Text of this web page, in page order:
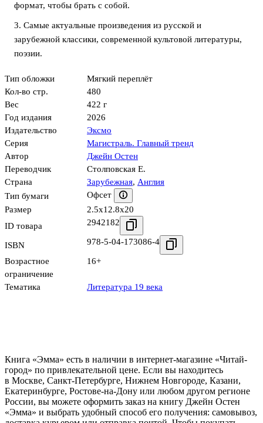
формат, чтобы брать с собой.
3. Самые актуальные произведения из русской и
зарубежной классики, современной культовой литературы,
поэзии.
Тип обложки
Мягкий переплёт
Кол-во стр.
480
Вес
422 г
Год издания
2026
Издательство
Эксмо
Серия
Магистраль. Главный тренд
Автор
Джейн Остен
Переводчик
Столповская Е.
Страна
Зарубежная, Англия
Тип бумаги
Офсет
Размер
2.5x12.8x20
ID товара
2942182
ISBN 978-5-04-173086-4
Возрастное
ограничение
16+
Тематика Литература 19 века
Книга «Эмма» есть в наличии в интернет-магазине «Читай-
город» по привлекательной цене. Если вы находитесь
в Москве, Санкт-Петербурге, Нижнем Новгороде, Казани,
Екатеринбурге, Ростове-на-Дону или любом другом регионе
России, вы можете оформить заказ на книгу Джейн Остен
«Эмма» и выбрать удобный способ его получения: самовывоз,